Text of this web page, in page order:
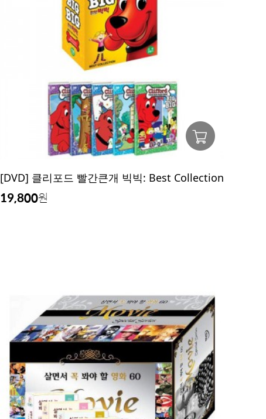
[DVD] 클리포드 빨간큰개 빅빅: Best Collection
19,800원